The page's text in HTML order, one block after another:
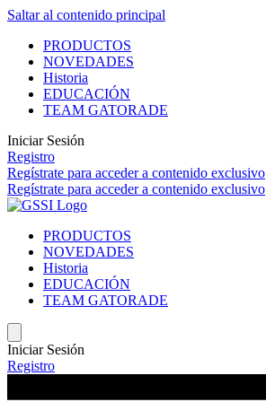
Saltar al contenido principal
PRODUCTOS
NOVEDADES
Historia
EDUCACIÓN
TEAM GATORADE
Iniciar Sesión
Registro
Regístrate para acceder a contenido exclusivo
Regístrate para acceder a contenido exclusivo
PRODUCTOS
NOVEDADES
Historia
EDUCACIÓN
TEAM GATORADE
Iniciar Sesión
Registro